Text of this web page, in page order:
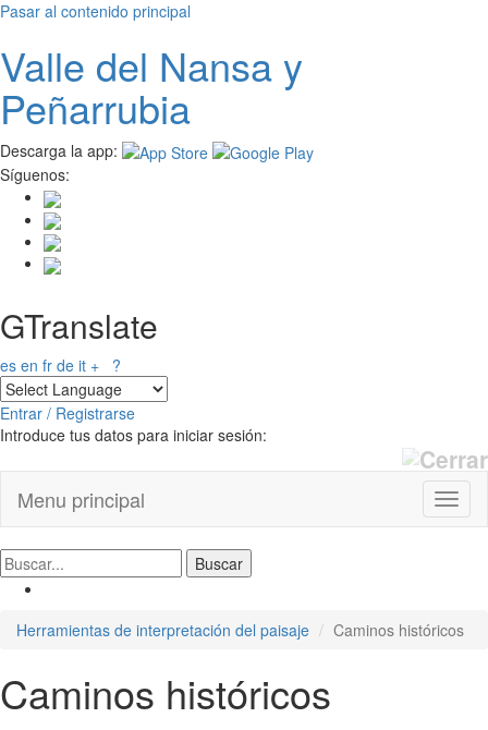
Pasar al contenido principal
Valle del Nansay
Peñarrubia
Descarga la app:
Síguenos:
GTranslate
es en fr de it + ?
Entrar / Registrarse
Introduce tus datos para iniciar sesión:
Menu principal
Herramientas de interpretación del paisaje Caminos históricos
Caminos históricos